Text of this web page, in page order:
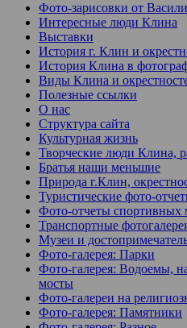
Фото-зарисовки от
Интересные люди Клина
Выставки
История г. Клин и
История Клина в
Виды Клина и
Полезные ссылки
О нас
Структура сайта
Культурная жизнь
Творческие люди Клина,
Братья наши меньшие
Природа г.Клин,
Туристические фото-
Фото-отчеты спортивных
Транспортные
Музеи и
Фото-галерея: Парки
Фото-галерея: Водоемы,
мосты
Фото-галереи на
Фото-галерея: Памятники